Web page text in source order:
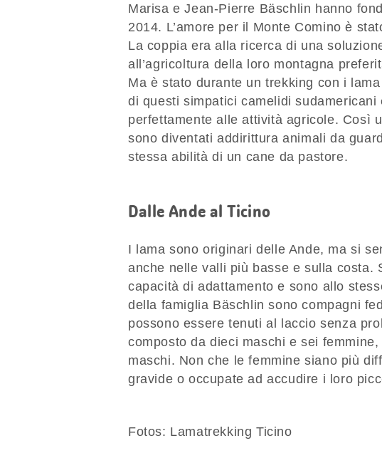
Marisa e Jean-Pierre Bäschlin hanno
2014. L’amore per il Monte Comino è
La coppia era alla ricerca di una
all’agricoltura della loro montagna
Ma è stato durante un trekking con i
di questi simpatici camelidi
perfettamente alle attività agricole. Così
sono diventati addirittura animali da
stessa abilità di un cane da pastore.
Dalle Ande al Ticino
I lama sono originari delle Ande, ma si
anche nelle valli più basse e sulla costa.
capacità di adattamento e sono allo
della famiglia Bäschlin sono compagni
possono essere tenuti al laccio senza
composto da dieci maschi e sei
maschi. Non che le femmine siano più
gravide o occupate ad accudire i loro
Fotos: Lamatrekking Ticino